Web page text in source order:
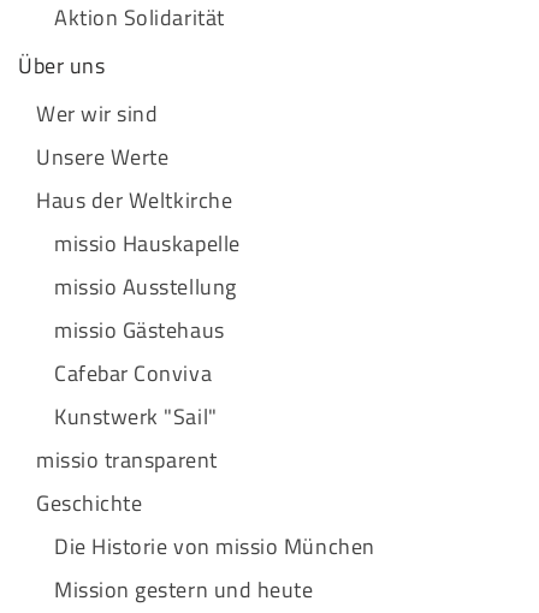
Aktion Solidarität
Über uns
Wer wir sind
Unsere Werte
Haus der Weltkirche
missio Hauskapelle
missio Ausstellung
missio Gästehaus
Cafebar Conviva
Kunstwerk "Sail"
missio transparent
Geschichte
Die Historie von missio München
Mission gestern und heute